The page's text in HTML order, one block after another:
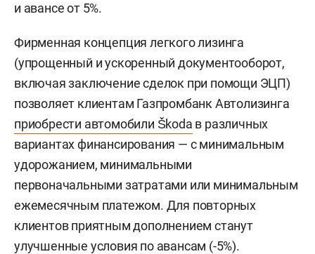
и авансе от 5%.
Фирменная концепция легкого лизинга
(упрощенный и ускоренный документооборот,
включая заключение сделок при помощи ЭЦП)
позволяет клиентам Газпромбанк Автолизинга
приобрести автомобили Škoda в различных
вариантах финансирования — с минимальным
удорожанием, минимальными
первоначальными затратами или минимальным
ежемесячным платежом. Для повторных
клиентов приятным дополнением станут
улучшенные условия по авансам (-5%).